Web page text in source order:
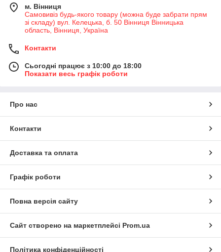
м. Вінниця
Самовивіз будь-якого товару (можна буде забрати прям
зі складу) вул. Келецька, б. 50 Вінниця Вінницька
область, Вінниця, Україна
Контакти
Сьогодні працює з 10:00 до 18:00
Показати весь графік роботи
Про нас
Контакти
Доставка та оплата
Графік роботи
Повна версія сайту
Сайт створено на маркетплейсі Prom.ua
Політика конфіденційності